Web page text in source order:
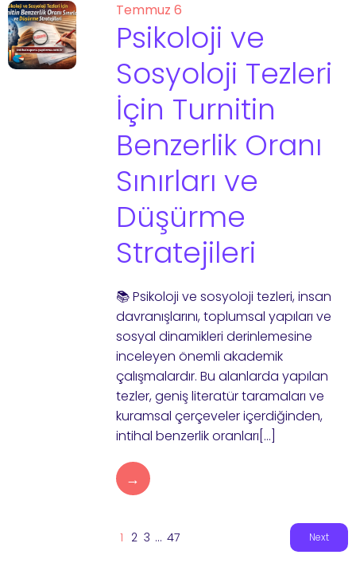
Temmuz 6
Psikoloji ve
Sosyoloji Tezleri
İçin Turnitin
Benzerlik Oranı
Sınırları ve
Düşürme
Stratejileri
📚 Psikoloji ve sosyoloji tezleri, insan
davranışlarını, toplumsal yapıları ve
sosyal dinamikleri derinlemesine
inceleyen önemli akademik
çalışmalardır. Bu alanlarda yapılan
tezler, geniş literatür taramaları ve
kuramsal çerçeveler içerdiğinden,
intihal benzerlik oranları[…]
→
1 2 3 … 47 Next